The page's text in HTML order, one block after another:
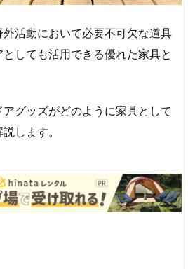
活動において必要不可欠な道具
しても活用できる優れた家具と
グッズがどのように家具として
します。